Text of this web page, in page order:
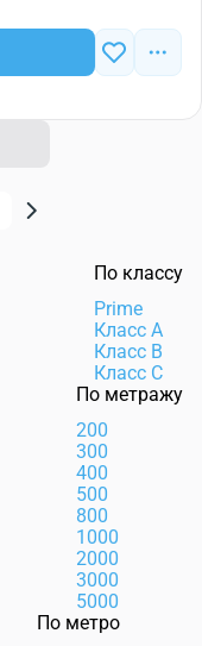
По классу
Prime
Класс А
Класс В
Класс С
По метражу
200
300
400
500
800
1000
2000
3000
5000
По метро